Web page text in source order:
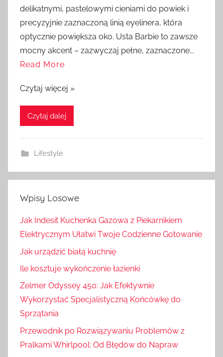
delikatnymi, pastelowymi cieniami do powiek i
precyzyjnie zaznaczoną linią eyelinera, która
optycznie powiększa oko. Usta Barbie to zawsze
mocny akcent – zazwyczaj pełne, zaznaczone...
Read More
Czytaj więcej »
Czytaj dalej
Lifestyle
Wpisy Losowe
Jak Indesit Kuchenka Gazowa z Piekarnikiem
Elektrycznym Ułatwi Twoje Codzienne Gotowanie
Jak urządzić białą kuchnię
Ile kosztuje wykończenie łazienki
Zelmer Odyssey 450: Jak Efektywnie
Wykorzystać Specjalistyczną Końcówkę do
Sprzątania
Przewodnik po Rozwiązywaniu Problemów z
Pralkami Whirlpool: Od Błędów do Napraw